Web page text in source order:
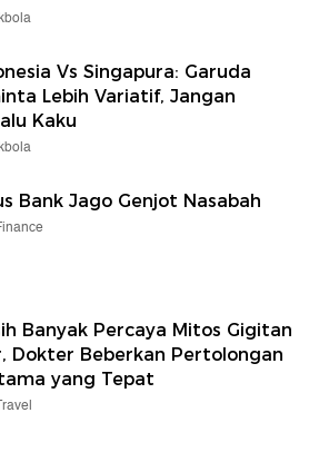
Vs Singapura: Garuda
Lebih Variatif, Jangan
Kaku
Bank Jago Genjot Nasabah
Banyak Percaya Mitos Gigitan
Dokter Beberkan Pertolongan
yang Tepat